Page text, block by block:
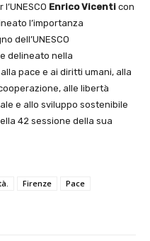
Enrico Vicenti con
l’importanza
dell’UNESCO
delineato nella
pace e ai diritti umani, alla
alle libertà
e allo sviluppo sostenibile
42 sessione della sua
Firenze
Pace